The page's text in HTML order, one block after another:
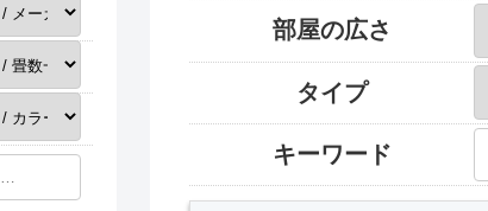
部屋の広さ
タイプ
キーワード